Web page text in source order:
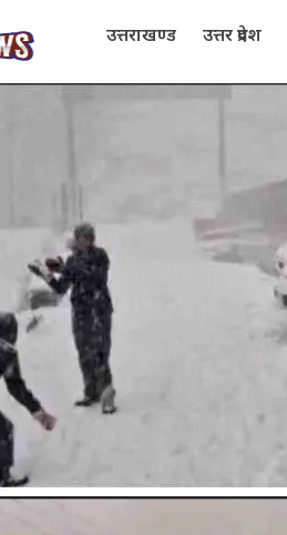
उत्तराखण्ड उत्तर प्रदेश